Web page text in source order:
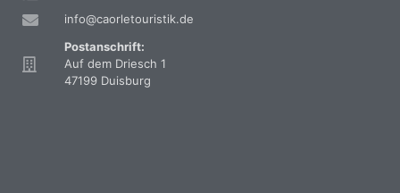
info@caorletouristik.de
Postanschrift:
Auf dem Driesch 1
47199 Duisburg